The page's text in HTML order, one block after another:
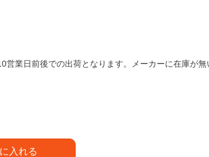
業日前後での出荷となります。メーカーに在庫が
入れる